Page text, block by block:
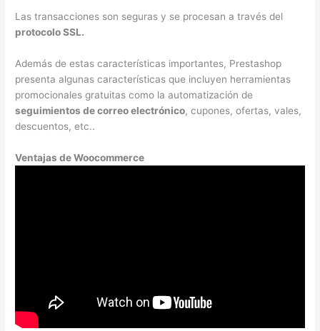
Las transacciones son seguras y se procesan a través del
protocolo SSL.
Además de estas características importantes, Prestashop
presenta algunas características que incluyen herramientas
promocionales gratuitas como la automatización de
seguimientos de correo electrónico, cupones, ofertas, vales,
descuentos, etc..
Ventajas de Woocommerce